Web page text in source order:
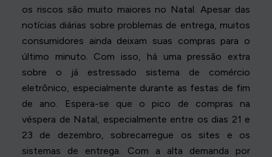
os riscos são muito maiores no Natal. Apesar das
notícias diárias sobre problemas de entrega, muitos
consumidores ainda deixam suas compras para o
último minuto. Com isso, há uma pressão extra
sobre o já estressado sistema de comércio
eletrônico, especialmente durante as festas de fim
de ano. Espera-se que o pico de compras na
véspera de Natal, especialmente entre os dias 21 e
23 de dezembro, sobrecarregue os sites e os
sistemas de entrega. Com a alta demanda por